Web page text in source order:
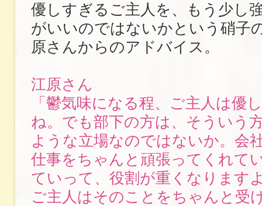
優しすぎるご主人を、もう少し
がいいのではないかという硝子
原さんからのアドバイス。
江原さん
「鬱気味になる程、ご主人は優
ね。でも部下の方は、そういう
ような立場なのではないか。会
仕事をちゃんと頑張ってくれて
ていって、役割が重くなります
ご主人はそのことをちゃんと受